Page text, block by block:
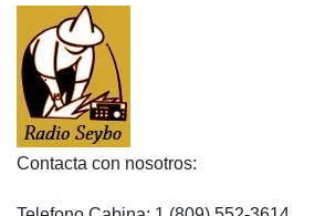
Contacta con nosotros: